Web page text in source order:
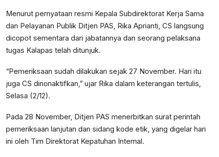
Menurut pernyataan resmi Kepala Subdirektorat Kerja Sama
dan Pelayanan Publik Ditjen PAS, Rika Aprianti, CS langsung
dicopot sementara dari jabatannya dan seorang pelaksana
tugas Kalapas telah ditunjuk.
“Pemeriksaan sudah dilakukan sejak 27 November. Hari itu
juga CS dinonaktifkan,” ujar Rika dalam keterangan tertulis,
Selasa (2/12).
Pada 28 November, Ditjen PAS menerbitkan surat perintah
pemeriksaan lanjutan dan sidang kode etik, yang digelar hari
ini oleh Tim Direktorat Kepatuhan Internal.